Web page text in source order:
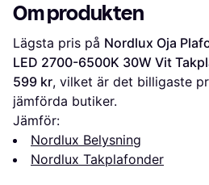
Om produkten
Lägsta pris på Nordlux Oja
LED 2700-6500K 30W Vit
599 kr, vilket är det billigaste
jämförda butiker.
Jämför:
Nordlux Belysning
Nordlux Takplafonder